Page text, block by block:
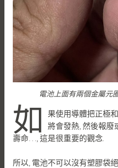
電池上面有兩個金屬元
如
果使用導體把正極
將會發熱, 然後報廢
壽命…, 這是很重要的觀念.
所以, 電池不可以沒有塑膠袋